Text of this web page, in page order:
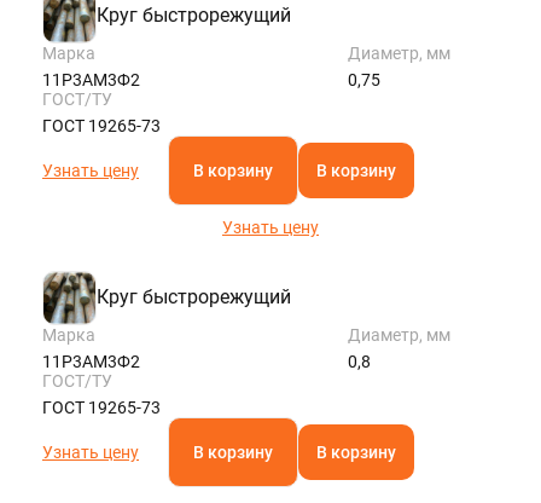
Круг быстрорежущий
Марка
11Р3АМ3Ф2
Диаметр, мм
0,75
ГОСТ/ТУ
ГОСТ 19265-73
Узнать цену В корзину В корзину
Узнать цену
Круг быстрорежущий
Марка
11Р3АМ3Ф2
Диаметр, мм
0,8
ГОСТ/ТУ
ГОСТ 19265-73
Узнать цену В корзину В корзину